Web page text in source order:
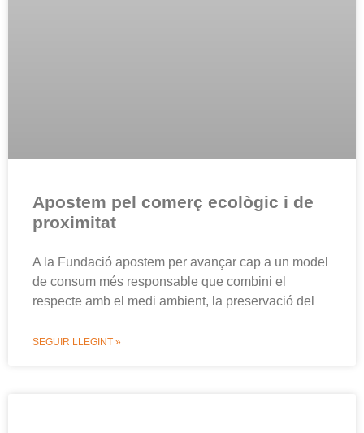
Apostem pel comerç ecològic i de
proximitat
A la Fundació apostem per avançar cap a un model
de consum més responsable que combini el
respecte amb el medi ambient, la preservació del
SEGUIR LLEGINT »